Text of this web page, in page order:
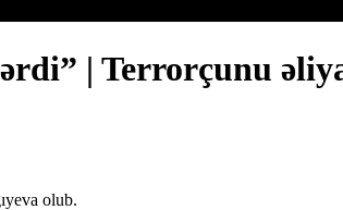
| Terrorçunu
olub.